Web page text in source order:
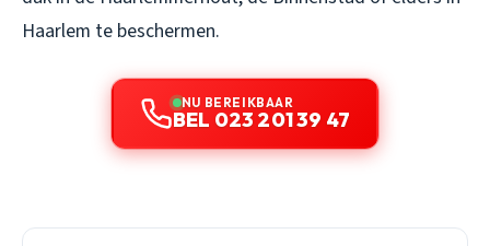
Haarlem te beschermen.
NU BEREIKBAAR
BEL 023 201 39 47